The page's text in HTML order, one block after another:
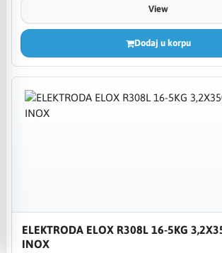
View
Dodaj u korpu
ELEKTRODA ELOX R308L 16-5KG
INOX